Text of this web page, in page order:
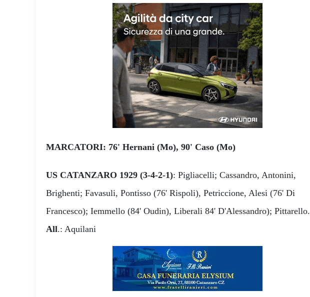
MARCATORI: 76' Hernani (Mo), 90' Caso (Mo)
US CATANZARO 1929 (3-4-2-1): Pigliacelli; Cassandro, Antonini,
Brighenti; Favasuli, Pontisso (76' Rispoli), Petriccione, Alesi (76' Di
Francesco); Iemmello (84' Oudin), Liberali 84' D'Alessandro); Pittarello.
All.: Aquilani